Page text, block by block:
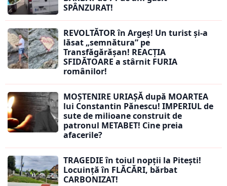
SPÂNZURAT!
REVOLTĂTOR în Argeș! Un turist și-a
lăsat „semnătura” pe
Transfăgărășan! REACȚIA
SFIDĂTOARE a stârnit FURIA
românilor!
MOȘTENIRE URIAȘĂ după MOARTEA
lui Constantin Pănescu! IMPERIUL de
sute de milioane construit de
patronul METABET! Cine preia
afacerile?
TRAGEDIE în toiul nopții la Pitești!
Locuință în FLĂCĂRI, bărbat
CARBONIZAT!